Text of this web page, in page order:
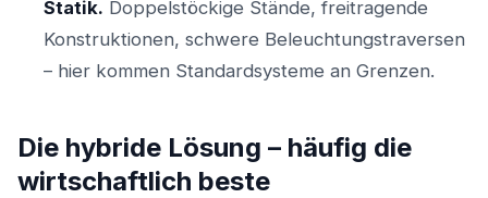
Statik. Doppelstöckige Stände, freitragende
Konstruktionen, schwere Beleuchtungstraversen
– hier kommen Standardsysteme an Grenzen.
Die hybride Lösung – häufig die
wirtschaftlich beste